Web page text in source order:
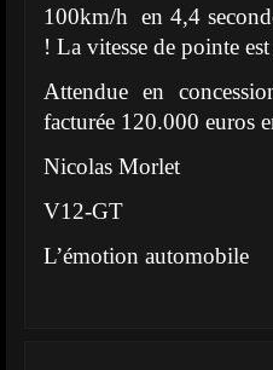
100km/h en 4,4
! La vitesse de pointe
Attendue en
facturée 120.000 euros
Nicolas Morlet
V12-GT
L’émotion automobile